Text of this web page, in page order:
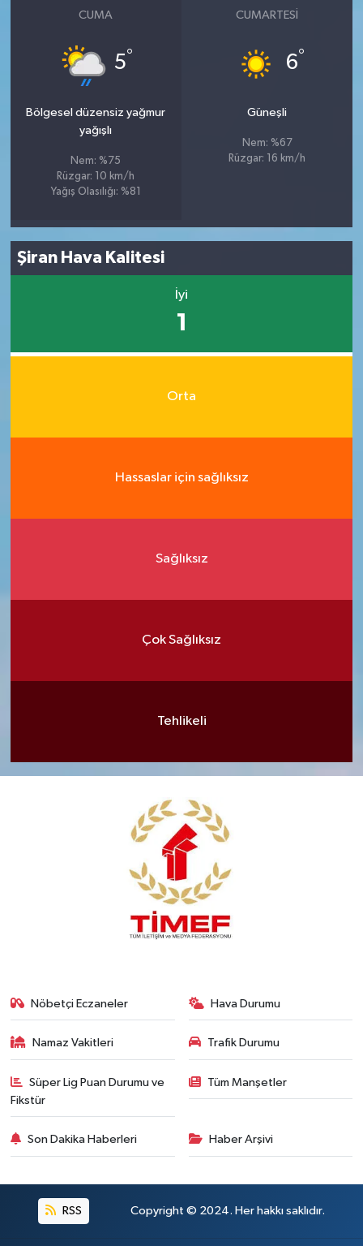
CUMA
5°
Bölgesel düzensiz yağmur
yağışlı
Nem: %75
Rüzgar: 10 km/h
Yağış Olasılığı: %81
CUMARTESI
6°
Güneşli
Nem: %67
Rüzgar: 16 km/h
Şiran Hava Kalitesi
İyi
1
Orta
Hassaslar için sağlıksız
Sağlıksız
Çok Sağlıksız
Tehlikeli
Nöbetçi Eczaneler Hava Durumu
Namaz Vakitleri Trafik Durumu
Süper Lig Puan Durumu ve
Fikstür
Tüm Manşetler
Son Dakika Haberleri Haber Arşivi
RSS Copyright © 2024. Her hakkı saklıdır.